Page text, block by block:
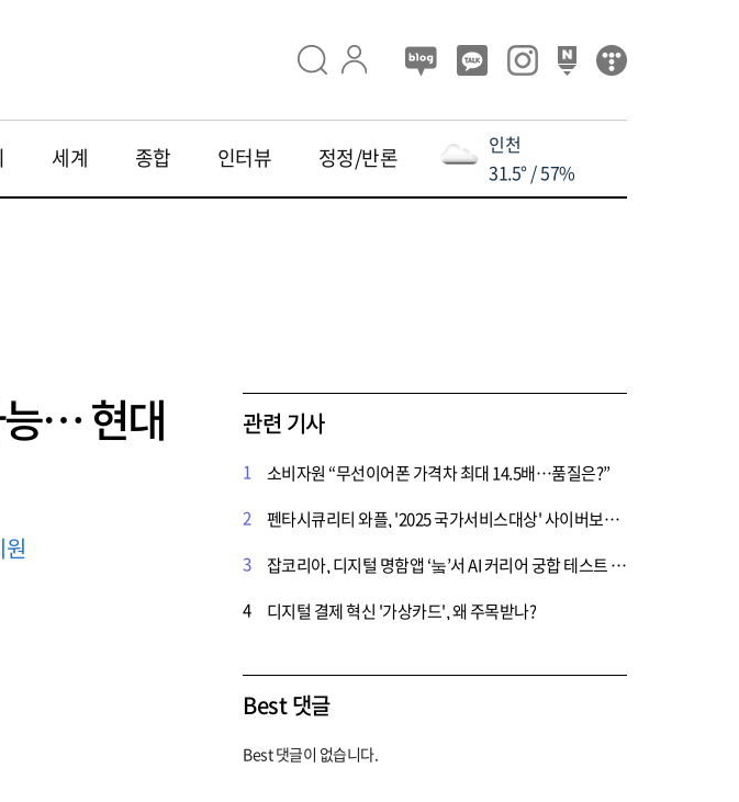
세계 종합 인터뷰 정정/반론
인천
31.5° / 57%
능… 현대
관련 기사
1
소비자원 “무선이어폰 가격차 최대 14.5배…품질은?”
2
펜타시큐리티 와플, '2025 국가서비스대상' 사이버보안 솔루션 부문에 2년 연속 선정
3
잡코리아, 디지털 명함앱 ‘눜’서 AI 커리어 궁합 테스트 론칭
4
디지털 결제 혁신 '가상카드', 왜 주목받나?
Best 댓글
Best 댓글이 없습니다.